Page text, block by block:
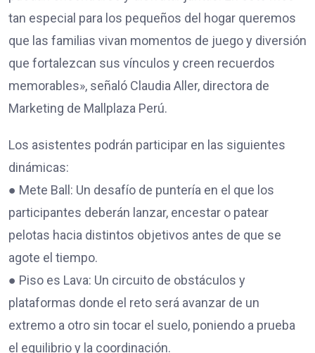
tan especial para los pequeños del hogar queremos
que las familias vivan momentos de juego y diversión
que fortalezcan sus vínculos y creen recuerdos
memorables», señaló Claudia Aller, directora de
Marketing de Mallplaza Perú.
Los asistentes podrán participar en las siguientes
dinámicas:
● Mete Ball: Un desafío de puntería en el que los
participantes deberán lanzar, encestar o patear
pelotas hacia distintos objetivos antes de que se
agote el tiempo.
● Piso es Lava: Un circuito de obstáculos y
plataformas donde el reto será avanzar de un
extremo a otro sin tocar el suelo, poniendo a prueba
el equilibrio y la coordinación.